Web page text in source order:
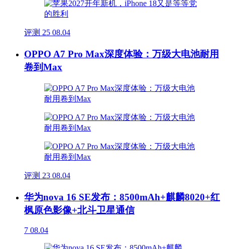
评测 25 08.04
OPPO A7 Pro Max深度体验：万级大电池耐用
卷到Max
评测 23 08.04
华为nova 16 SE发布：8500mAh+麒麟8020+红
枫原色影像+北斗卫星通信
7 08.04